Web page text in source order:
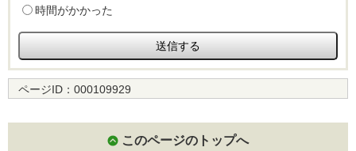
時間がかかった
ページID： 000109929
このページのトップへ